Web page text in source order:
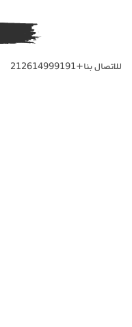
للاتصال بنا+212614999191